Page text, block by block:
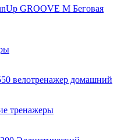
GROOVE M Бе­го­вая
велотренажер домашний
тренажеры